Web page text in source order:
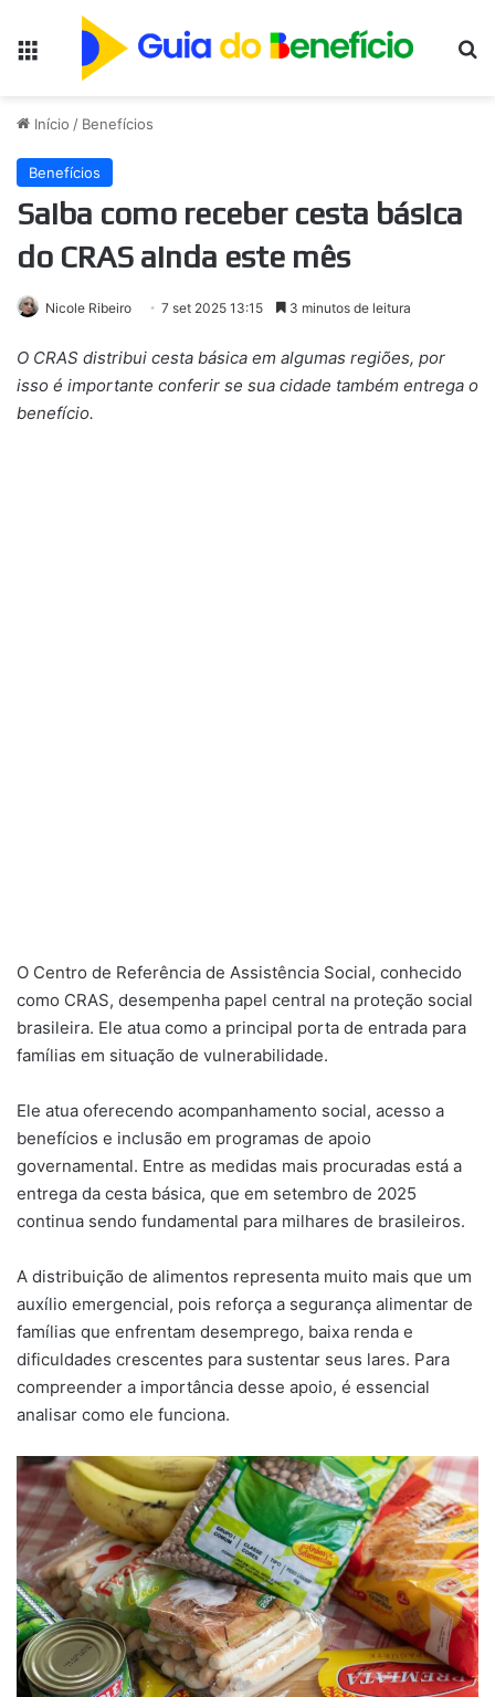
Início / Benefícios
Benefícios
Saiba como receber cesta básica
do CRAS ainda este mês
Nicole Ribeiro 7 set 2025 13:15 3 minutos de leitura
O CRAS distribui cesta básica em algumas regiões, por
isso é importante conferir se sua cidade também entrega o
benefício.
O Centro de Referência de Assistência Social, conhecido
como CRAS, desempenha papel central na proteção social
brasileira. Ele atua como a principal porta de entrada para
famílias em situação de vulnerabilidade.
Ele atua oferecendo acompanhamento social, acesso a
benefícios e inclusão em programas de apoio
governamental. Entre as medidas mais procuradas está a
entrega da cesta básica, que em setembro de 2025
continua sendo fundamental para milhares de brasileiros.
A distribuição de alimentos representa muito mais que um
auxílio emergencial, pois reforça a segurança alimentar de
famílias que enfrentam desemprego, baixa renda e
dificuldades crescentes para sustentar seus lares. Para
compreender a importância desse apoio, é essencial
analisar como ele funciona.